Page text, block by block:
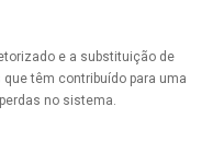
e a substituição de
têm contribuído para uma
no sistema.